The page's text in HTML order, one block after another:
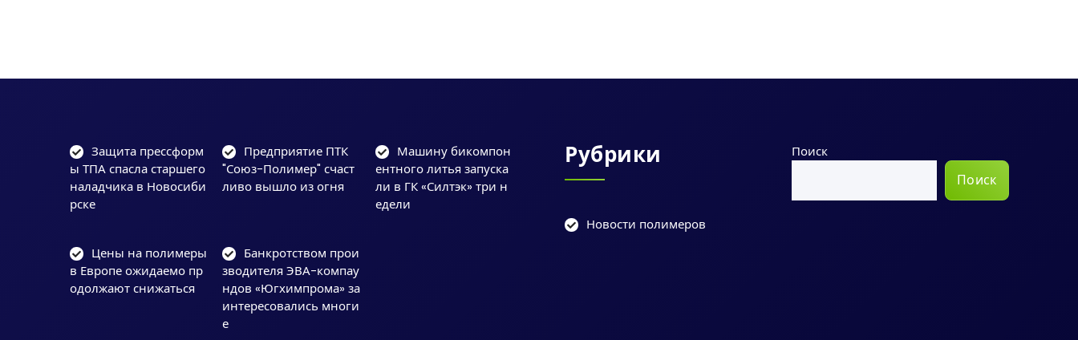
Защита прессформ
ы ТПА спасла старшего
наладчика в Новосиби
рске
Предприятие ПТК
"Союз-Полимер" счаст
ливо вышло из огня
Машину бикомпон
ентного литья запуска
ли в ГК «Силтэк» три н
едели
Цены на полимеры
в Европе ожидаемо пр
одолжают снижаться
Банкротством прои
зводителя ЭВА-компау
ндов «Югхимпрома» за
интересовались многи
е
Рубрики
Новости полимеров
Поиск
Поиск